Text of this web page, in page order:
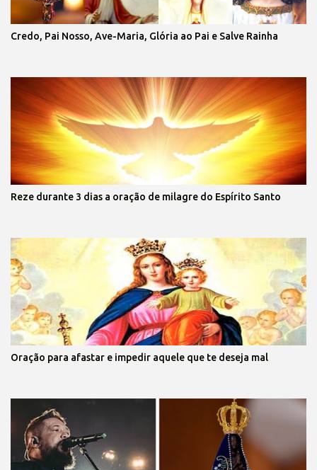
Credo, Pai Nosso, Ave-Maria, Glória ao Pai e Salve Rainha
Reze durante 3 dias a oração de milagre do Espírito Santo
Oração para afastar e impedir aquele que te deseja mal